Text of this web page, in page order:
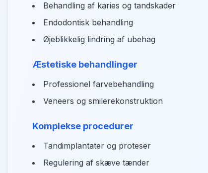
Behandling af karies og tandskader
Endodontisk behandling
Øjeblikkelig lindring af ubehag
Æstetiske behandlinger
Professionel farvebehandling
Veneers og smilerekonstruktion
Komplekse procedurer
Tandimplantater og proteser
Regulering af skæve tænder